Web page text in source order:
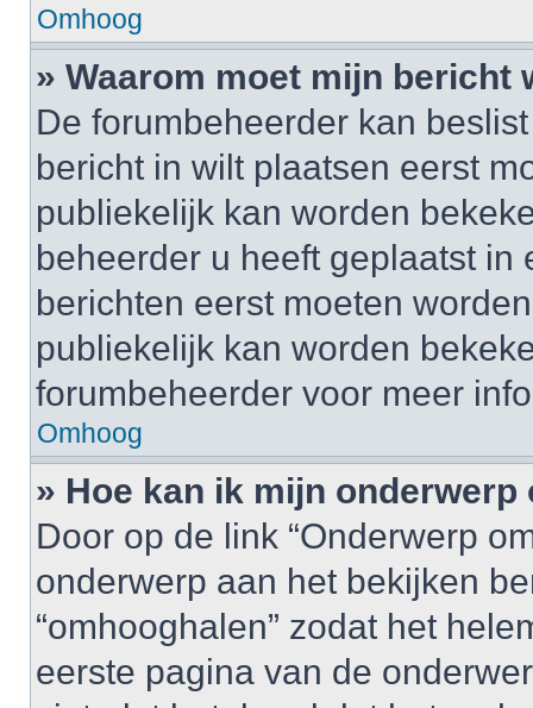
Omhoog
» Waarom moet mijn bericht
De forumbeheerder kan
bericht in wilt plaatsen eerst
publiekelijk kan worden
beheerder u heeft geplaatst
berichten eerst moeten
publiekelijk kan worden
forumbeheerder voor meer
Omhoog
» Hoe kan ik mijn onderwerp
Door op de link “Onderwerp
onderwerp aan het bekijken
“omhooghalen” zodat het
eerste pagina van de